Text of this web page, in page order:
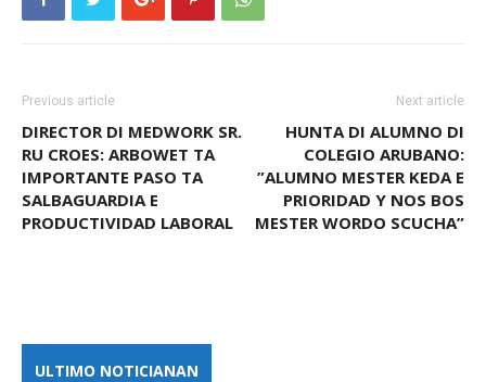
Previous article
DIRECTOR DI MEDWORK SR.
RU CROES: ARBOWET TA
IMPORTANTE PASO TA
SALBAGUARDIA E
PRODUCTIVIDAD LABORAL
Next article
HUNTA DI ALUMNO DI
COLEGIO ARUBANO:
”ALUMNO MESTER KEDA E
PRIORIDAD Y NOS BOS
MESTER WORDO SCUCHA”
ULTIMO NOTICIANAN